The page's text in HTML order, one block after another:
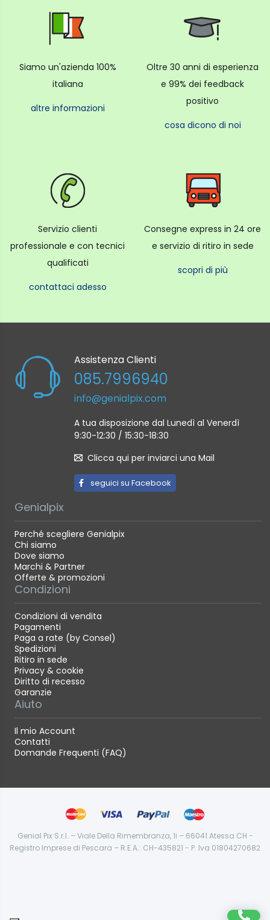
Siamo un'azienda 100%
italiana
altre informazioni
Oltre 30 anni di esperienza
e 99% dei feedback
positivo
cosa dicono di noi
Servizio clienti
professionale e con tecnici
qualificati
contattaci adesso
Consegne express in 24 ore
e servizio di ritiro in sede
scopri di più
Assistenza Clienti
085.7996940
info@genialpix.com
A tua disposizione dal Lunedì al Venerdì
9:30-12:30 / 15:30-18:30
Clicca qui per inviarci una Mail
seguici su Facebook
Genialpix
Perché scegliere Genialpix
Chi siamo
Dove siamo
Marchi & Partner
Offerte & promozioni
Condizioni
Condizioni di vendita
Pagamenti
Paga a rate (by Consel)
Spedizioni
Ritiro in sede
Privacy & cookie
Diritto di recesso
Garanzie
Aiuto
Il mio Account
Contatti
Domande Frequenti (FAQ)
Genial Pix S.r.l. – Viale Della Rimembranza, 1i – 66041 Atessa CH -
Registro Imprese di Pescara – R.E.A.: CH-435821 - P. Iva 01804270682